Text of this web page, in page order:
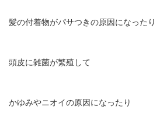
髪の付着物がパサつきの原因になったり
頭皮に雑菌が繁殖して
かゆみやニオイの原因になったり